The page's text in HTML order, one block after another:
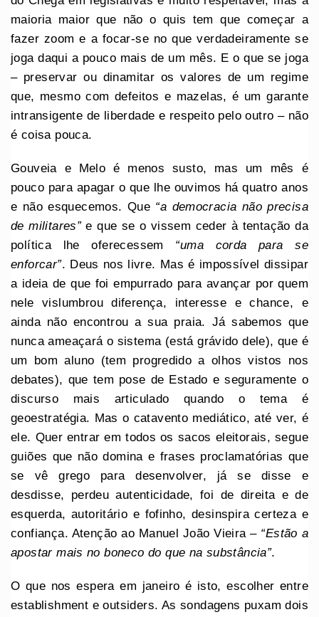
maioria maior que não o quis tem que começar a
fazer zoom e a focar-se no que verdadeiramente se
joga daqui a pouco mais de um mês. E o que se joga
– preservar ou dinamitar os valores de um regime
que, mesmo com defeitos e mazelas, é um garante
intransigente de liberdade e respeito pelo outro – não
é coisa pouca.
Gouveia e Melo é menos susto, mas um mês é
pouco para apagar o que lhe ouvimos há quatro anos
e não esquecemos. Que “a democracia não precisa
de militares”e que se o vissem ceder à tentação da
política lhe oferecessem “uma corda para se
enforcar”. Deus nos livre. Mas é impossível dissipar
a ideia de que foi empurrado para avançar por quem
nele vislumbrou diferença, interesse e chance, e
ainda não encontrou a sua praia. Já sabemos que
nunca ameaçará o sistema (está grávido dele), que é
um bom aluno (tem progredido a olhos vistos nos
debates), que tem pose de Estado e seguramente o
discurso mais articulado quando o tema é
geoestratégia. Mas o catavento mediático, até ver, é
ele. Quer entrar em todos os sacos eleitorais, segue
guiões que não domina e frases proclamatórias que
se vê grego para desenvolver, já se disse e
desdisse, perdeu autenticidade, foi de direita e de
esquerda, autoritário e fofinho, desinspira certeza e
confiança. Atenção ao Manuel João Vieira – “Estão a
apostar mais no boneco do que na substância”.
O que nos espera em janeiro é isto, escolher entre
establishment e outsiders. As sondagens puxam dois